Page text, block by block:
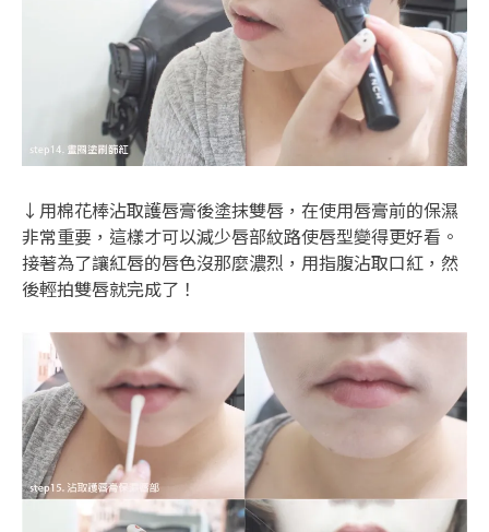
↓用棉花棒沾取護唇膏後塗抹雙唇，在使用唇膏前的保濕
非常重要，這樣才可以減少唇部紋路使唇型變得更好看。
接著為了讓紅唇的唇色沒那麼濃烈，用指腹沾取口紅，然
後輕拍雙唇就完成了！